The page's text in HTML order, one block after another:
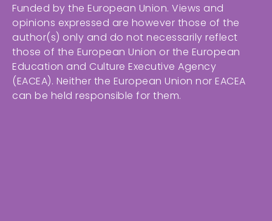
Funded by the European Union. Views and
opinions expressed are however those of the
author(s) only and do not necessarily reflect
those of the European Union or the European
Education and Culture Executive Agency
(EACEA). Neither the European Union nor EACEA
can be held responsible for them.